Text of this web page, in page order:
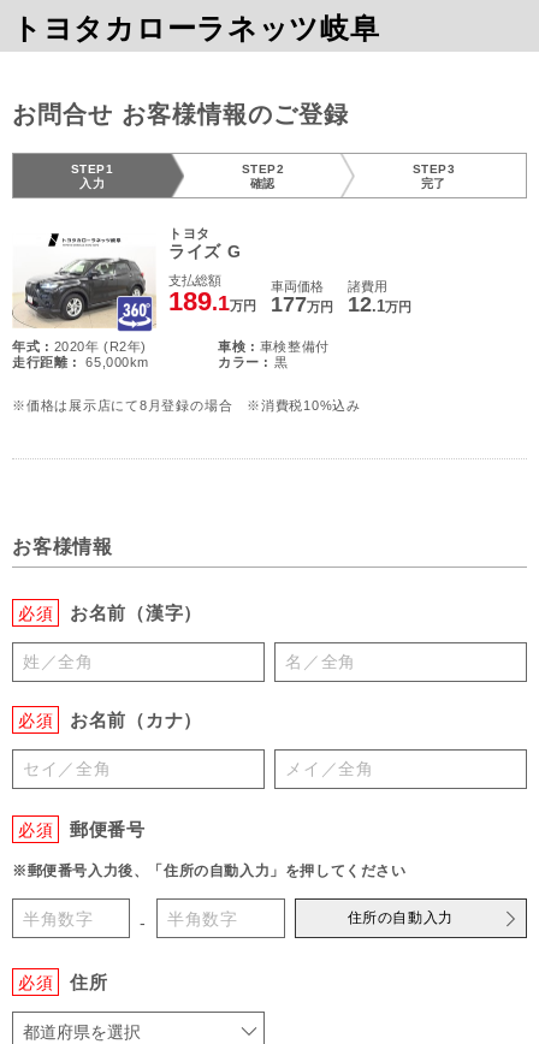
トヨタカローラネッツ岐阜
お問合せ お客様情報のご登録
STEP1
入力
STEP2
確認
STEP3
完了
トヨタ
ライズ G
支払総額
189.1万円
車両価格
177万円
諸費用
12.1万円
年式 : 2020年 (R2年) 車検 : 車検整備付
走行距離 :
65,000km カラー : 黒
※価格は展示店にて8月登録の場合 ※消費税10%込み
お客様情報
必須 お名前（漢字）
必須 お名前（カナ）
必須 郵便番号
※郵便番号入力後、「住所の自動入力」を押してください
- 住所の自動入力
必須 住所
都道府県を選択